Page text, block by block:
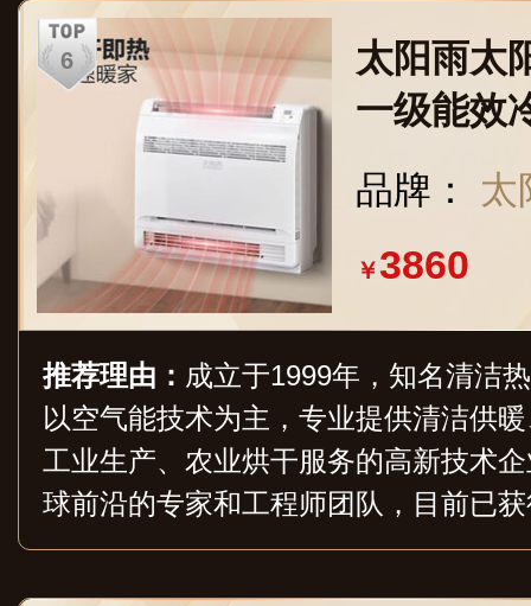
太阳雨太
一级能效
厅壁挂制
品牌： 太
￥3860
推荐理由： 成立于1999年，知名清洁
以空气能技术为主，专业提供清洁供
工业生产、农业烘干服务的高新技术
球前沿的专家和工程师团队，目前已
全国及海外市场布局了数万个营销网